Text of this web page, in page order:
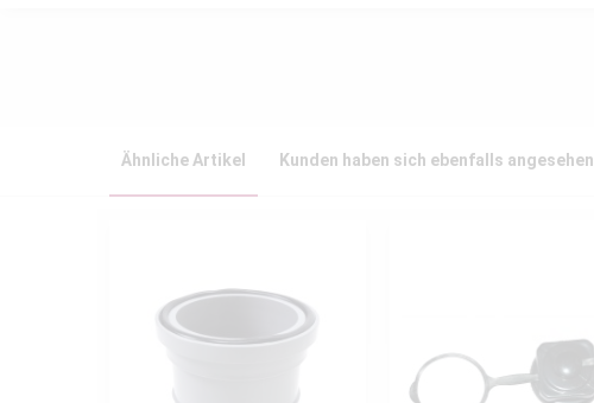
Ähnliche Artikel Kunden haben sich ebenfalls angesehen